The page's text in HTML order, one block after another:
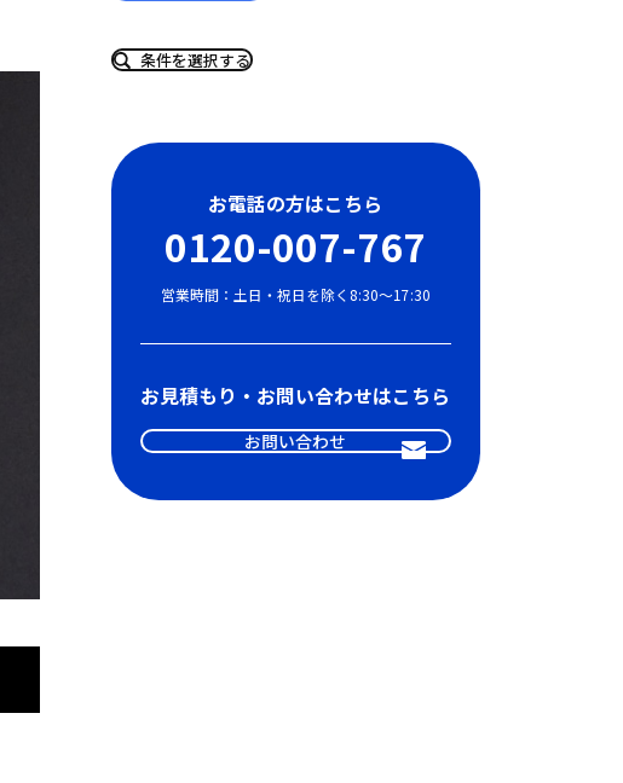
条件を選択する
お電話の方はこちら
0120-007-767
営業時間：土日・祝日を除く8:30〜17:30
お見積もり・お問い合わせはこちら
お問い合わせ